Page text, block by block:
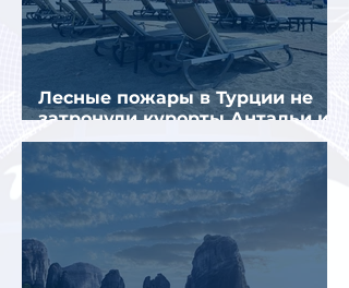
Лесные пожары в Турции не
затронули курорты Антальи и
Муглы